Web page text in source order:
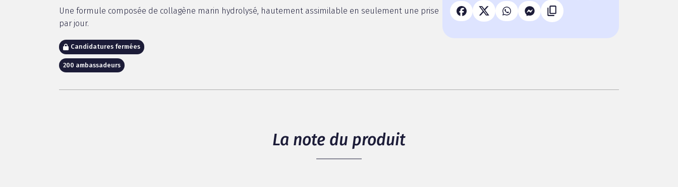
Une formule composée de collagène marin hydrolysé, hautement assimilable en seulement une prise
par jour.
Candidatures fermées
200 ambassadeurs
La note du produit